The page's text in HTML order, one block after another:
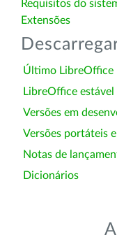
Requisitos do
Extensões
Último LibreOffice
LibreOffice estável
Versões em
Versões portáteis
Notas de
Dicionários